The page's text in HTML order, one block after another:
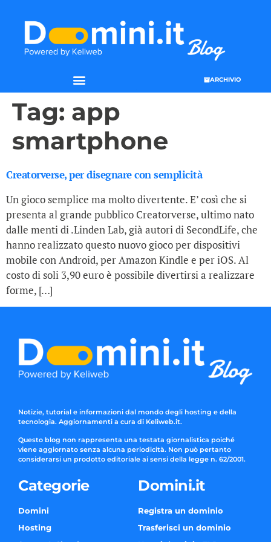
ARCHIVIO
Tag: app
smartphone
Creatorverse, per disegnare con semplicità
Un gioco semplice ma molto divertente. E’ così che si
presenta al grande pubblico Creatorverse, ultimo nato
dalle menti di .Linden Lab, già autori di SecondLife, che
hanno realizzato questo nuovo gioco per dispositivi
mobile con Android, per Amazon Kindle e per iOS. Al
costo di soli 3,90 euro è possibile divertirsi a realizzare
forme, […]
Notizie, tutorial e informazioni dal mondo degli hosting e della
tecnologia. Aggiornamenti a cura di Keliweb.it.
Questo blog non rappresenta una testata giornalistica poiché
viene aggiornato senza alcuna periodicità. Non può pertanto
considerarsi un prodotto editoriale ai sensi della legge n. 62/2001.
Categorie
Domini
Hosting
Domini.it
Registra un dominio
Trasferisci un dominio